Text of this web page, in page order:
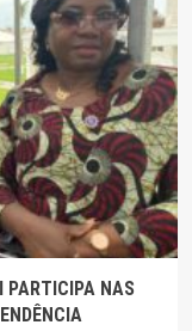
PARTICIPA NAS